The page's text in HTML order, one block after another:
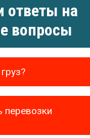
ответы на
вопросы
перевозки